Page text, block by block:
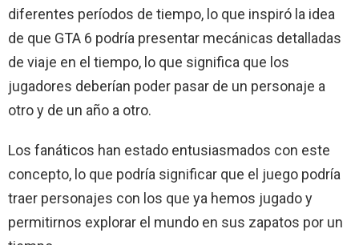
diferentes períodos de tiempo, lo que inspiró la idea
de que GTA 6 podría presentar mecánicas detalladas
de viaje en el tiempo, lo que significa que los
jugadores deberían poder pasar de un personaje a
otro y de un año a otro.
Los fanáticos han estado entusiasmados con este
concepto, lo que podría significar que el juego podría
traer personajes con los que ya hemos jugado y
permitirnos explorar el mundo en sus zapatos por un